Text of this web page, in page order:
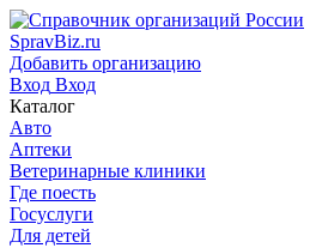
SpravBiz.ru
Добавить организацию
Вход Вход
Каталог
Авто
Аптеки
Ветеринарные клиники
Где поесть
Госуслуги
Для детей